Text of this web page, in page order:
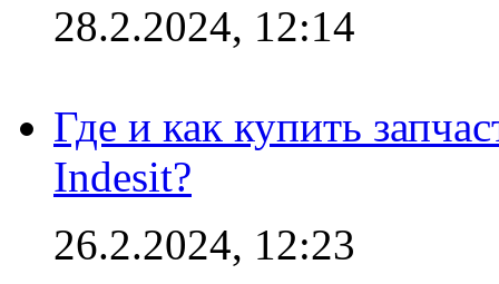
28.2.2024, 12:14
Где и как купить
Indesit?
26.2.2024, 12:23